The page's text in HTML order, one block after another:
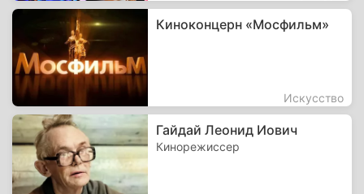
Киноконцерн «Мосфильм»
Искусство
Гайдай Леонид Иович
Кинорежиссер